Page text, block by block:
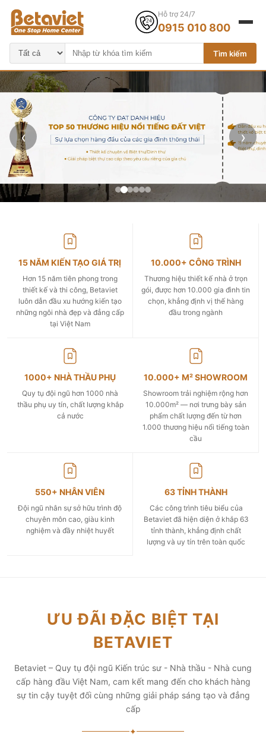
Tìm kiếm
Hỗ trợ 24/7
0915 010 800
‹ ›
15 NĂM KIẾN TẠO GIÁ TRỊ
Hơn 15 năm tiên phong trong
thiết kế và thi công, Betaviet
luôn dẫn đầu xu hướng kiến tạo
những ngôi nhà đẹp và đẳng cấp
tại Việt Nam
10.000+ CÔNG TRÌNH
Thương hiệu thiết kế nhà ở trọn
gói, được hơn 10.000 gia đình tin
chọn, khẳng định vị thế hàng
đầu trong ngành
1000+ NHÀ THẦU PHỤ
Quy tụ đội ngũ hơn 1000 nhà
thầu phụ uy tín, chất lượng khắp
cả nước
10.000+ M² SHOWROOM
Showroom trải nghiệm rộng hơn
10.000m² — nơi trưng bày sản
phẩm chất lượng đến từ hơn
1.000 thương hiệu nổi tiếng toàn
cầu
550+ NHÂN VIÊN
Đội ngũ nhân sự sở hữu trình độ
chuyên môn cao, giàu kinh
nghiệm và đầy nhiệt huyết
63 TỈNH THÀNH
Các công trình tiêu biểu của
Betaviet đã hiện diện ở khắp 63
tỉnh thành, khẳng định chất
lượng và uy tín trên toàn quốc
ƯU ĐÃI ĐẶC BIỆT TẠI
BETAVIET
Betaviet – Quy tụ đội ngũ Kiến trúc sư - Nhà thầu - Nhà cung
cấp hàng đầu Việt Nam, cam kết mang đến cho khách hàng
sự tin cậy tuyệt đối cùng những giải pháp sáng tạo và đẳng
cấp
✦